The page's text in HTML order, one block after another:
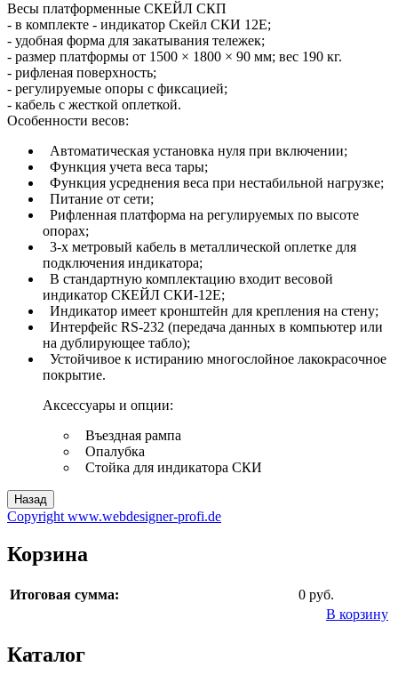
Весы платформенные СКЕЙЛ СКП
- в комплекте - индикатор Скейл СКИ 12Е;
- удобная форма для закатывания тележек;
- размер платформы от 1500 × 1800 × 90 мм; вес 190 кг.
- рифленая поверхность;
- регулируемые опоры с фиксацией;
- кабель с жесткой оплеткой.
Особенности весов:
Автоматическая установка нуля при включении;
Функция учета веса тары;
Функция усреднения веса при нестабильной нагрузке;
Питание от сети;
Рифленная платформа на регулируемых по высоте
опорах;
3-х метровый кабель в металлической оплетке для
подключения индикатора;
В стандартную комплектацию входит весовой
индикатор СКЕЙЛ СКИ-12Е;
Индикатор имеет кронштейн для крепления на стену;
Интерфейс RS-232 (передача данных в компьютер или
на дублирующее табло);
Устойчивое к истиранию многослойное лакокрасочное
покрытие.
Аксессуары и опции:
Въездная рампа
Опалубка
Стойка для индикатора СКИ
Copyright www.webdesigner-profi.de
Корзина
Итоговая сумма:
0 руб.
В корзину
Каталог